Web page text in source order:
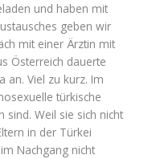
und haben mit
geben wir
mit einer Ärztin mit
Österreich dauerte
an. Viel zu kurz. Im
türkische
Weil sie sich nicht
in der Türkei
Nachgang nicht